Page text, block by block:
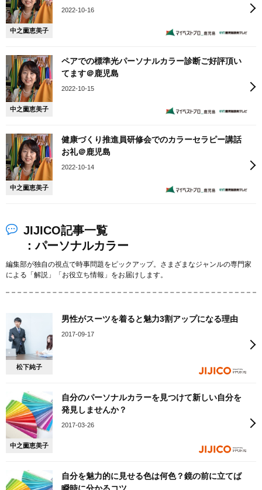
中之薗恵美子
2022-10-16
中之薗恵美子
ペアでの標準光パーソナルカラー診断ご好評頂い
てます＠鹿児島
2022-10-15
中之薗恵美子
健康づくり推進員研修会でのカラーセラピー講話
お礼＠鹿児島
2022-10-14
JIJICO記事一覧
：パーソナルカラー
編集部が独自の視点で時事問題をピックアップ。さまざまなジャンルの専門家
による「解説」「お役立ち情報」をお届けします。
松下純子
男性がスーツを着ると魅力3割アップになる理由
2017-09-17
中之薗恵美子
自分のパーソナルカラーを見つけて新しい自分を
発見しませんか？
2017-03-26
自分を魅力的に見せる色は何色？鏡の前に立てば